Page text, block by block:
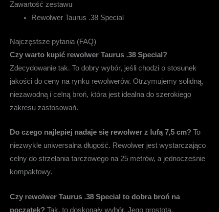
Zawartość zestawu
Rewolwer Taurus .38 Special
Najczęstsze pytania (FAQ)
Czy warto kupić rewolwer Taurus .38 Special?
Zdecydowanie tak. To dobry wybór, jeśli chodzi o stosunek
jakości do ceny na rynku rewolwerów. Otrzymujemy solidną,
niezawodną i celną broń, która jest idealna do szerokiego
zakresu zastosowań.
Do czego najlepiej nadaje się rewolwer z lufą 7,5 cm? To
niezwykle uniwersalna długość. Rewolwer jest wystarczająco
celny do strzelania tarczowego na 25 metrów, a jednocześnie
kompaktowy.
Czy rewolwer Taurus .38 Special to dobra broń na
początek? Tak, to doskonały wybór. Jego prostota,